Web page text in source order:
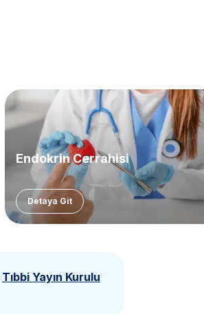
Endokrin Cerrahisi
Detaya Git
Tıbbi Yayın Kurulu